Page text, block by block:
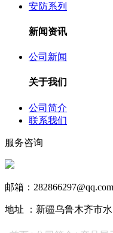
安防系列
新闻资讯
公司新闻
关于我们
公司简介
联系我们
服务咨询
邮箱：282866297@qq.com
地址 ：新疆乌鲁木齐市